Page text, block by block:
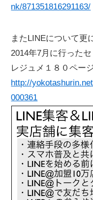
nk/871351816291163/
またLINEについて更
2014年7月に行った
レジュメ１８０ペー
http://
000361